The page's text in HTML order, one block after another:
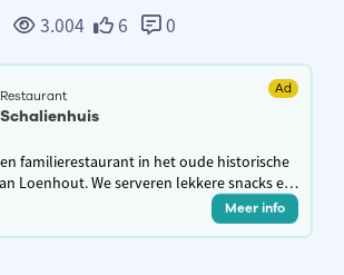
3.004 6 0
Restaurant Ad
Schalienhuis
familierestaurant in het oude historische
Loenhout. We serveren lekkere snacks en
hebben een mooi en gezellig terras en
Meer info